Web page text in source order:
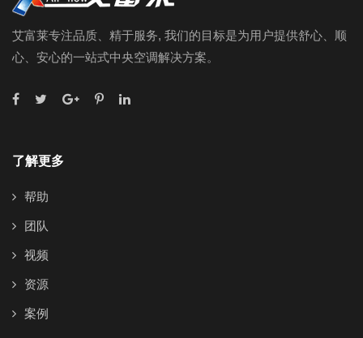
艾富莱专注品质、精于服务, 我们的目标是为用户提供舒心、顺
心、安心的一站式中央空调解决方案。
了解更多
帮助
团队
视频
资源
案例